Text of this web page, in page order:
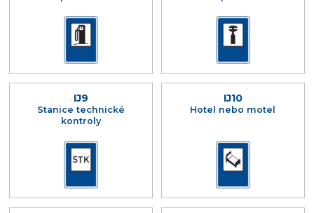
IJ9
Stanice technické
kontroly
IJ10
Hotel nebo motel